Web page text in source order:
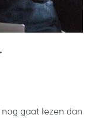
nog gaat lezen dan